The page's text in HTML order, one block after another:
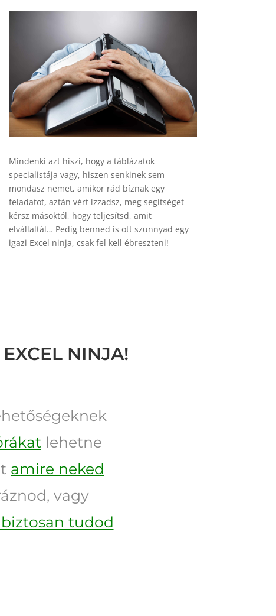
Mindenki azt hiszi, hogy a táblázatok
specialistája vagy, hiszen senkinek sem
mondasz nemet, amikor rád bíznak egy
feladatot, aztán vért izzadsz, meg segítséget
kérsz másoktól, hogy teljesítsd, amit
elvállaltál… Pedig benned is ott szunnyad egy
igazi Excel ninja, csak fel kell ébreszteni!
NINJA!
lehetne
amire neked
vagy
tudod